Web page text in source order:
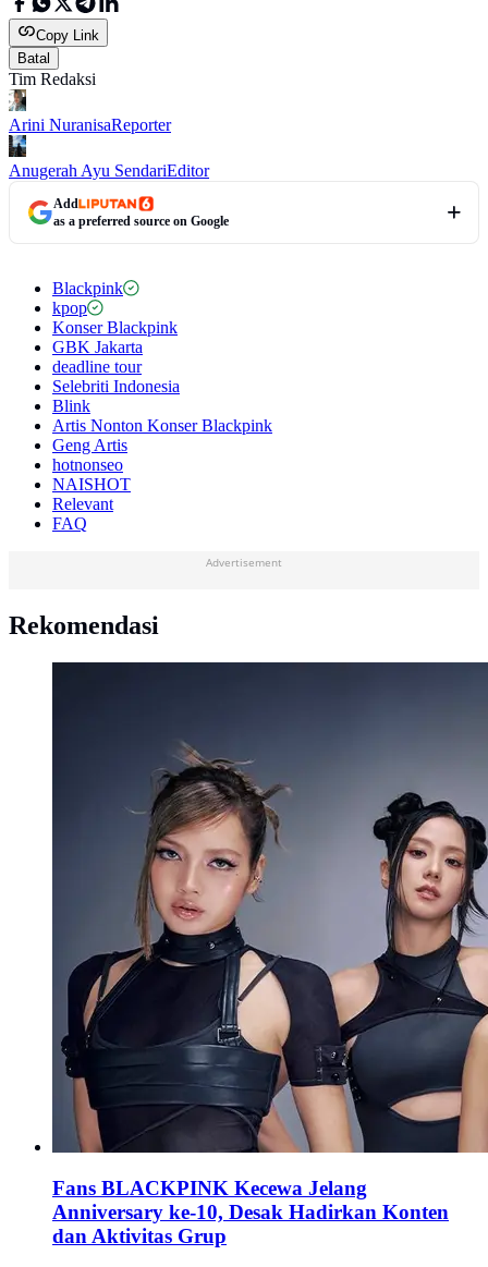
Copy Link
Batal
Tim Redaksi
Arini NuranisaReporter
Anugerah Ayu SendariEditor
Add
as a preferred source on Google
Blackpink
kpop
Konser Blackpink
GBK Jakarta
deadline tour
Selebriti Indonesia
Blink
Artis Nonton Konser Blackpink
Geng Artis
hotnonseo
NAISHOT
Relevant
FAQ
Advertisement
Rekomendasi
Fans BLACKPINK Kecewa Jelang
Anniversary ke-10, Desak Hadirkan Konten
dan Aktivitas Grup